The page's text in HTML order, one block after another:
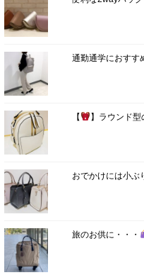
通勤通学におすす
【 】ラウンド型
おでかけには小ぶ
旅のお供に・・・